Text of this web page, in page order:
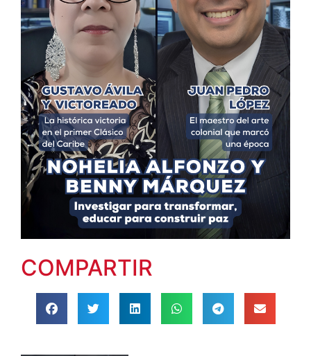
COMPARTIR